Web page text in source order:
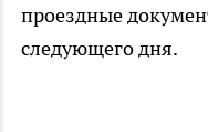
проездные
следующего дня.